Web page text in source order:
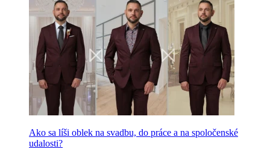
Ako sa líši oblek na svadbu, do práce a na spoločenské
udalosti?